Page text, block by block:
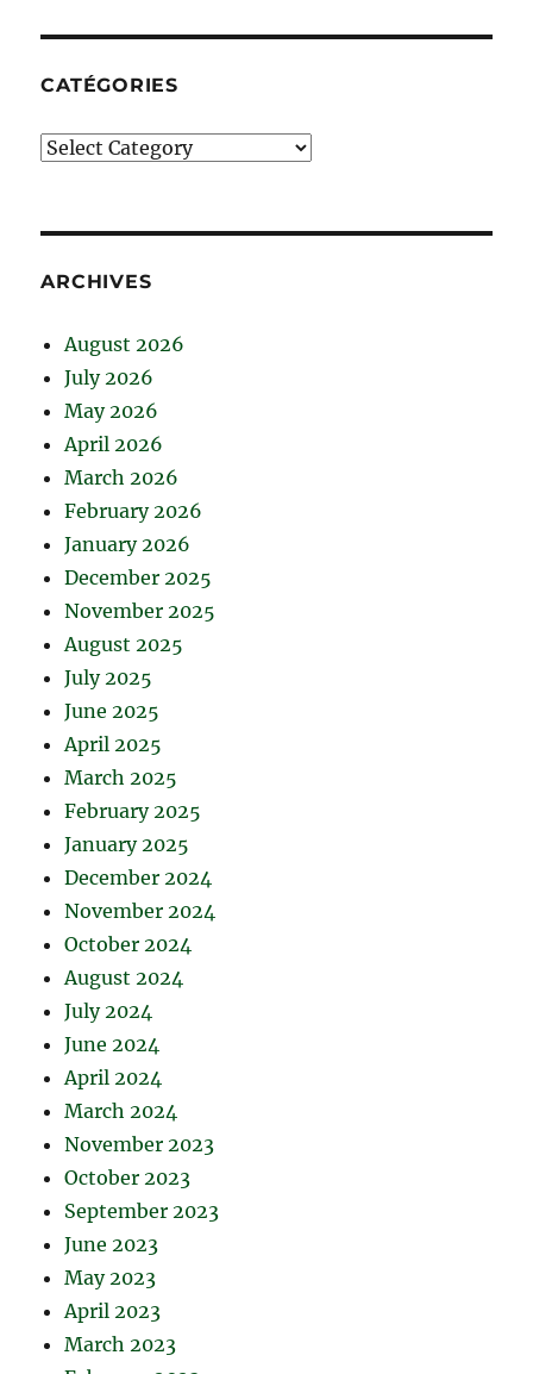
CATÉGORIES
Catégories
ARCHIVES
August 2026
July 2026
May 2026
April 2026
March 2026
February 2026
January 2026
December 2025
November 2025
August 2025
July 2025
June 2025
April 2025
March 2025
February 2025
January 2025
December 2024
November 2024
October 2024
August 2024
July 2024
June 2024
April 2024
March 2024
November 2023
October 2023
September 2023
June 2023
May 2023
April 2023
March 2023